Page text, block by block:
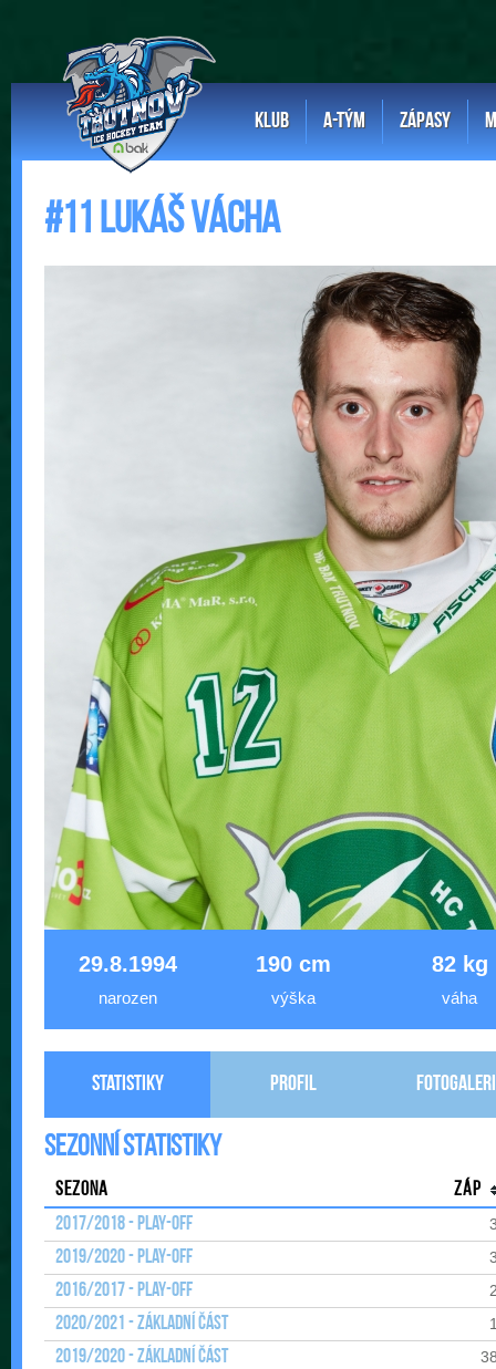
KLUB A-TÝM ZÁPASY
#11 Lukáš Vácha
29.8.1994
narozen
190 cm
výška
82 kg
váha
Statistiky Profil
Sezonní statistiky
Sezona
Záp
2017/2018 - Play-off
2019/2020 - Play-off
2016/2017 - Play-off
2020/2021 - Základní část
2019/2020 - Základní část